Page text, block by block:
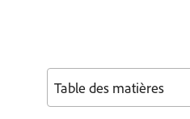
Table des matières